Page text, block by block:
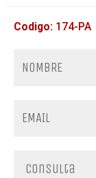
Codigo: 174-PA